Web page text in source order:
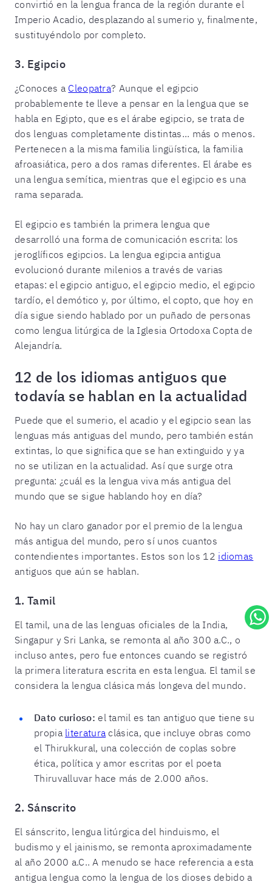
convirtió en la lengua franca de la región durante el
Imperio Acadio, desplazando al sumerio y, finalmente,
sustituyéndolo por completo.
3. Egipcio
¿Conoces a Cleopatra? Aunque el egipcio
probablemente te lleve a pensar en la lengua que se
habla en Egipto, que es el árabe egipcio, se trata de
dos lenguas completamente distintas... más o menos.
Pertenecen a la misma familia lingüística, la familia
afroasiática, pero a dos ramas diferentes. El árabe es
una lengua semítica, mientras que el egipcio es una
rama separada.
El egipcio es también la primera lengua que
desarrolló una forma de comunicación escrita: los
jeroglíficos egipcios. La lengua egipcia antigua
evolucionó durante milenios a través de varias
etapas: el egipcio antiguo, el egipcio medio, el egipcio
tardío, el demótico y, por último, el copto, que hoy en
día sigue siendo hablado por un puñado de personas
como lengua litúrgica de la Iglesia Ortodoxa Copta de
Alejandría.
12 de los idiomas antiguos que
todavía se hablan en la actualidad
Puede que el sumerio, el acadio y el egipcio sean las
lenguas más antiguas del mundo, pero también están
extintas, lo que significa que se han extinguido y ya
no se utilizan en la actualidad. Así que surge otra
pregunta: ¿cuál es la lengua viva más antigua del
mundo que se sigue hablando hoy en día?
No hay un claro ganador por el premio de la lengua
más antigua del mundo, pero sí unos cuantos
contendientes importantes. Estos son los 12 idiomas
antiguos que aún se hablan.
1. Tamil
El tamil, una de las lenguas oficiales de la India,
Singapur y Sri Lanka, se remonta al año 300 a.C., o
incluso antes, pero fue entonces cuando se registró
la primera literatura escrita en esta lengua. El tamil se
considera la lengua clásica más longeva del mundo.
Dato curioso: el tamil es tan antiguo que tiene su
propia literatura clásica, que incluye obras como
el Thirukkural, una colección de coplas sobre
ética, política y amor escritas por el poeta
Thiruvalluvar hace más de 2.000 años.
2. Sánscrito
El sánscrito, lengua litúrgica del hinduismo, el
budismo y el jainismo, se remonta aproximadamente
al año 2000 a.C.. A menudo se hace referencia a esta
antigua lengua como la lengua de los dioses debido a